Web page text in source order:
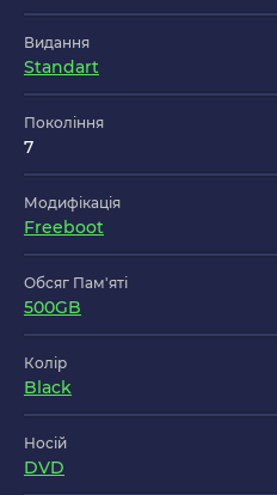
Видання
Standart
Покоління
7
Модифікація
Freeboot
Обсяг Пам'яті
500GB
Колір
Black
Носій
DVD